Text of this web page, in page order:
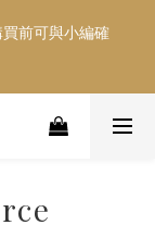
前可與小編確
前可與小編確
購物金！！！
前可與小編確